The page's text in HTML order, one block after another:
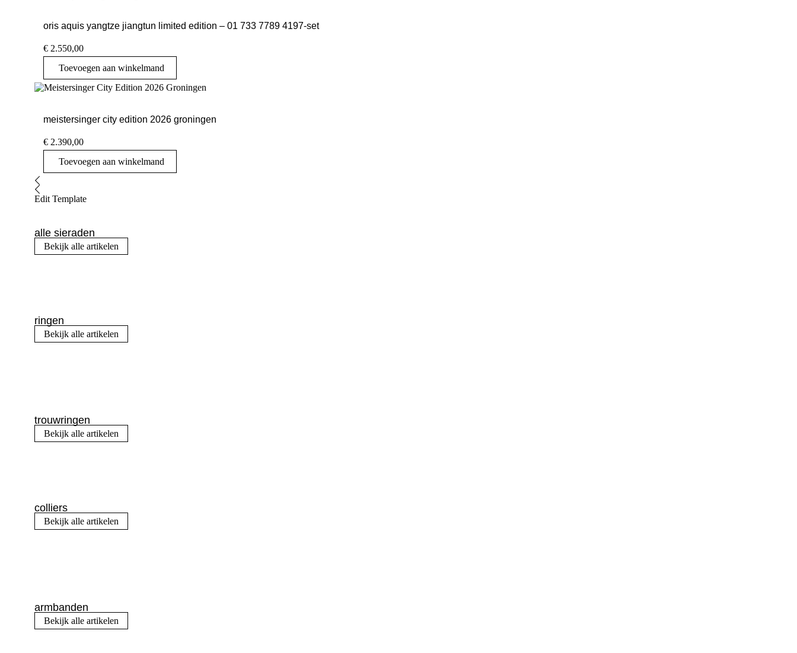
oris aquis yangtze jiangtun limited edition – 01 733 7789 4197-set
€ 2.550,00
Toevoegen aan winkelmand
meistersinger city edition 2026 groningen
€ 2.390,00
Toevoegen aan winkelmand
Edit Template
alle sieraden
Bekijk alle artikelen
ringen
Bekijk alle artikelen
trouwringen
Bekijk alle artikelen
colliers
Bekijk alle artikelen
armbanden
Bekijk alle artikelen